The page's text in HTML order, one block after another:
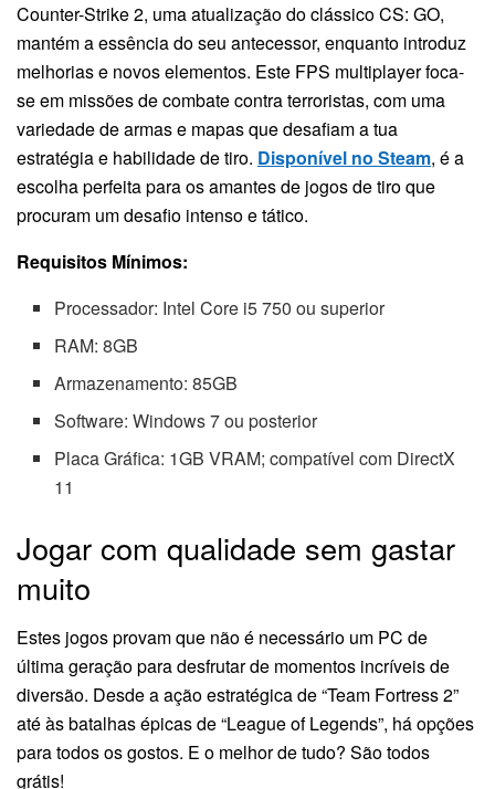
Counter-Strike 2, uma atualização do clássico CS: GO,
mantém a essência do seu antecessor, enquanto introduz
melhorias e novos elementos. Este FPS multiplayer foca-
se em missões de combate contra terroristas, com uma
variedade de armas e mapas que desafiam a tua
estratégia e habilidade de tiro. Disponível no Steam, é a
escolha perfeita para os amantes de jogos de tiro que
procuram um desafio intenso e tático.
Requisitos Mínimos:
Processador: Intel Core i5 750 ou superior
RAM: 8GB
Armazenamento: 85GB
Software: Windows 7 ou posterior
Placa Gráfica: 1GB VRAM; compatível com DirectX
11
Jogar com qualidade sem gastar
muito
Estes jogos provam que não é necessário um PC de
última geração para desfrutar de momentos incríveis de
diversão. Desde a ação estratégica de “Team Fortress 2”
até às batalhas épicas de “League of Legends”, há opções
para todos os gostos. E o melhor de tudo? São todos
grátis!